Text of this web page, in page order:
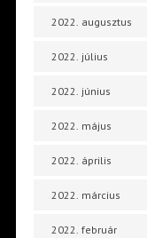
2022. augusztus
2022. július
2022. június
2022. május
2022. április
2022. március
2022. február